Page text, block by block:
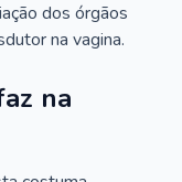
dos órgãos
na vagina.
na